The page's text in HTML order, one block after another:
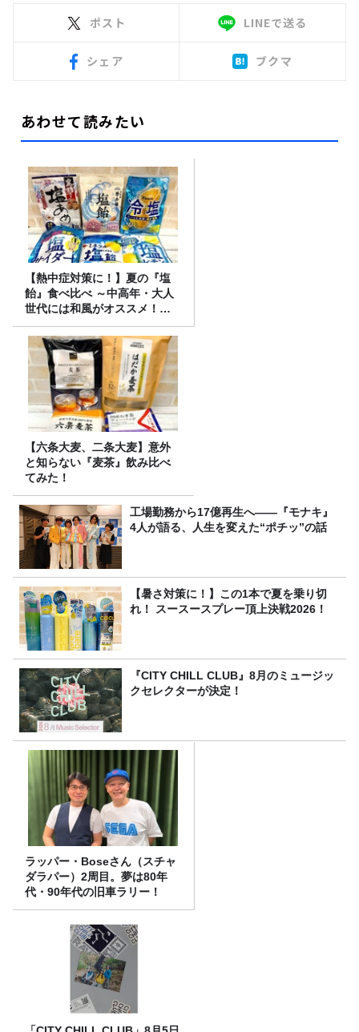
ポスト LINEで送る
シェア ブクマ
あわせて読みたい
【熱中症対策に！】夏の『塩
飴』食べ比べ ～中高年・大人
世代には和風がオススメ！
味・食感・機能性いろいろ！
～
【六条大麦、二条大麦】意外
と知らない『麦茶』飲み比べ
てみた！
工場勤務から17億再生へ——『モナキ』
4人が語る、人生を変えた“ポチッ”の話
【暑さ対策に！】この1本で夏を乗り切
れ！ スースースプレー頂上決戦2026！
『CITY CHILL CLUB』8月のミュージッ
クセレクターが決定！
ラッパー・Boseさん（スチャ
ダラパー）2周目。夢は80年
代・90年代の旧車ラリー！